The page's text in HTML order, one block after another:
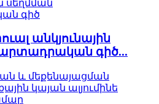
անկյունային
գիծ...